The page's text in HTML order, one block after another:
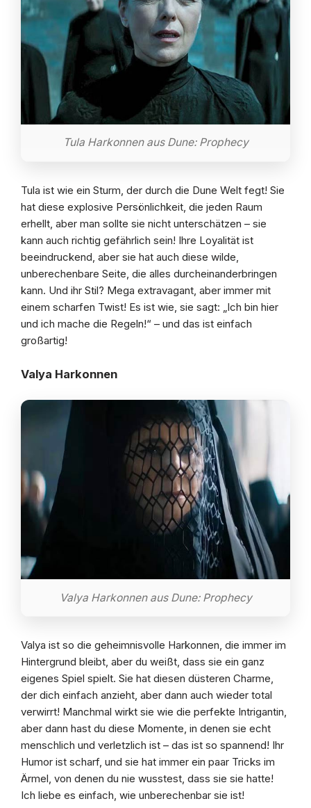
Tula Harkonnen aus Dune: Prophecy
Tula ist wie ein Sturm, der durch die Dune Welt fegt! Sie
hat diese explosive Persönlichkeit, die jeden Raum
erhellt, aber man sollte sie nicht unterschätzen – sie
kann auch richtig gefährlich sein! Ihre Loyalität ist
beeindruckend, aber sie hat auch diese wilde,
unberechenbare Seite, die alles durcheinanderbringen
kann. Und ihr Stil? Mega extravagant, aber immer mit
einem scharfen Twist! Es ist wie, sie sagt: „Ich bin hier
und ich mache die Regeln!“ – und das ist einfach
großartig!
Valya Harkonnen
Valya Harkonnen aus Dune: Prophecy
Valya ist so die geheimnisvolle Harkonnen, die immer im
Hintergrund bleibt, aber du weißt, dass sie ein ganz
eigenes Spiel spielt. Sie hat diesen düsteren Charme,
der dich einfach anzieht, aber dann auch wieder total
verwirrt! Manchmal wirkt sie wie die perfekte Intrigantin,
aber dann hast du diese Momente, in denen sie echt
menschlich und verletzlich ist – das ist so spannend! Ihr
Humor ist scharf, und sie hat immer ein paar Tricks im
Ärmel, von denen du nie wusstest, dass sie sie hatte!
Ich liebe es einfach, wie unberechenbar sie ist!